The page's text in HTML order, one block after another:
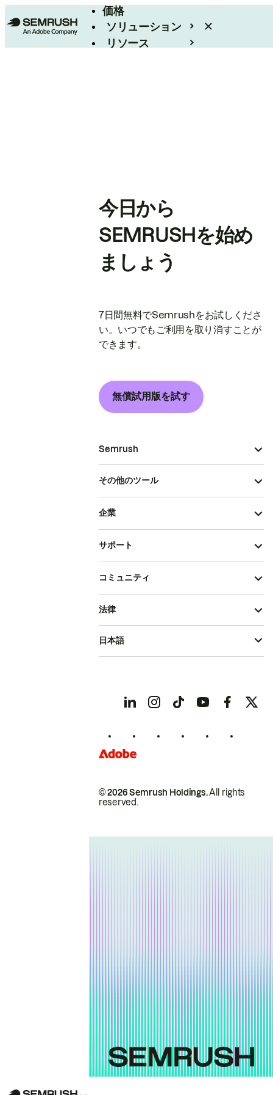
価格
ソリューション
リソース
今日から
SEMRUSHを始め
ましょう
7日間無料でSemrushをお試しくださ
い。いつでもご利用を取り消すことが
できます。
無償試用版を試す
Semrush
その他のツール
企業
サポート
コミュニティ
© 2026 Semrush Holdings.All rights
reserved.
法律
日本語